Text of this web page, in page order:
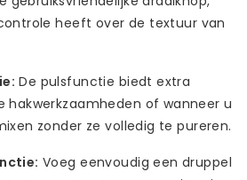
heeft over de textuur van
De pulsfunctie biedt extra
hakwerkzaamheden of wanneer u
zonder ze volledig te pureren.
Voeg eenvoudig een druppel